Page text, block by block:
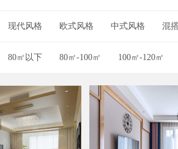
现代风格 欧式风格 中式风格 混
80㎡以下 80㎡-100㎡ 100㎡-120㎡